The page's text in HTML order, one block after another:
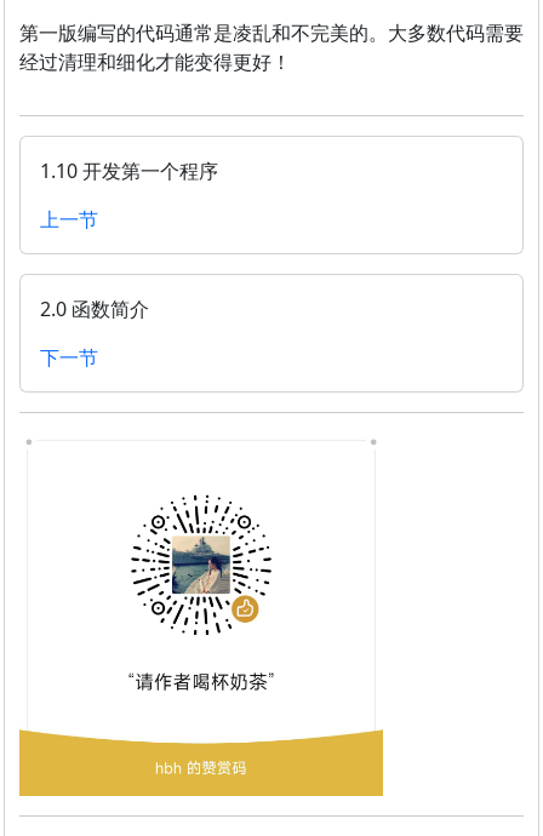
第一版编写的代码通常是凌乱和不完美的。大多数代码需要
经过清理和细化才能变得更好！
1.10 开发第一个程序
上一节
2.0 函数简介
下一节